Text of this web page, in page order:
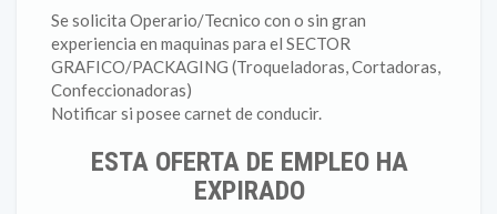
Se solicita Operario/Tecnico con o sin gran
experiencia en maquinas para el SECTOR
GRAFICO/PACKAGING (Troqueladoras, Cortadoras,
Confeccionadoras)
Notificar si posee carnet de conducir.
ESTA OFERTA DE EMPLEO HA
EXPIRADO